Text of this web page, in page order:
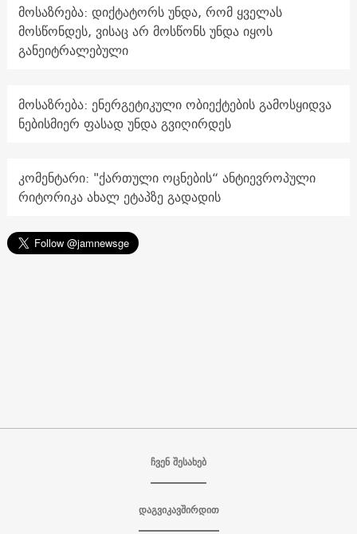
მოსაზრება: დიქტატორს უნდა, რომ ყველას
მოსწონდეს, ვისაც არ მოსწონს უნდა იყოს
განეიტრალებული
მოსაზრება: ენერგეტიკული ობიექტების გამოსყიდვა
ნებისმიერ ფასად უნდა გვიღირდეს
კომენტარი: "ქართული ოცნების“ ანტიევროპული
რიტორიკა ახალ ეტაპზე გადადის
ჩვენ შესახებ
დაგვიკავშირდით